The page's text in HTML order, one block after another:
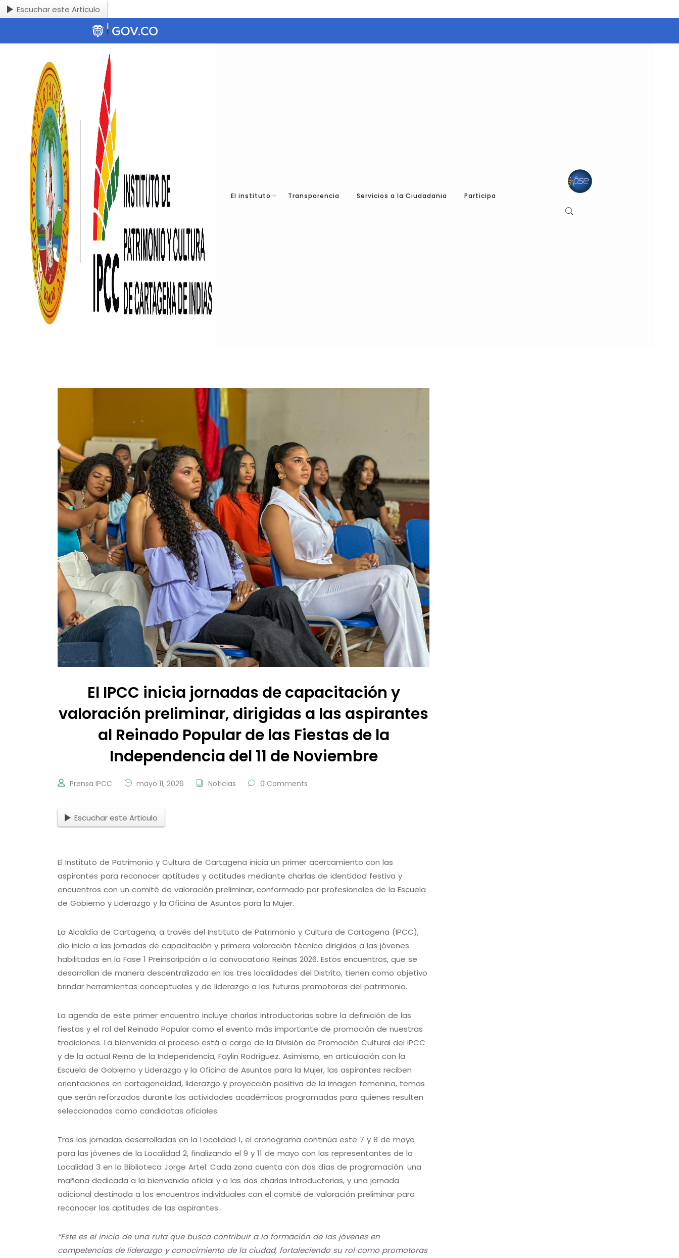
Escuchar este Articulo
El instituto Transparencia Servicios a la Ciudadania Participa
El IPCC inicia jornadas de capacitación y
valoración preliminar, dirigidas a las aspirantes
al Reinado Popular de las Fiestas de la
Independencia del 11 de Noviembre
Prensa IPCC mayo 11, 2026 Noticias 0 Comments
Escuchar este Articulo
El Instituto de Patrimonio y Cultura de Cartagena inicia un primer acercamiento con las
aspirantes para reconocer aptitudes y actitudes mediante charlas de identidad festiva y
encuentros con un comité de valoración preliminar, conformado por profesionales de la Escuela
de Gobierno y Liderazgo y la Oficina de Asuntos para la Mujer.
La Alcaldía de Cartagena, a través del Instituto de Patrimonio y Cultura de Cartagena (IPCC),
dio inicio a las jornadas de capacitación y primera valoración técnica dirigidas a las jóvenes
habilitadas en la Fase 1 Preinscripción a la convocatoria Reinas 2026. Estos encuentros, que se
desarrollan de manera descentralizada en las tres localidades del Distrito, tienen como objetivo
brindar herramientas conceptuales y de liderazgo a las futuras promotoras del patrimonio.
La agenda de este primer encuentro incluye charlas introductorias sobre la definición de las
fiestas y el rol del Reinado Popular como el evento más importante de promoción de nuestras
tradiciones. La bienvenida al proceso está a cargo de la División de Promoción Cultural del IPCC
y de la actual Reina de la Independencia, Faylin Rodríguez. Asimismo, en articulación con la
Escuela de Gobierno y Liderazgo y la Oficina de Asuntos para la Mujer, las aspirantes reciben
orientaciones en cartageneidad, liderazgo y proyección positiva de la imagen femenina, temas
que serán reforzados durante las actividades académicas programadas para quienes resulten
seleccionadas como candidatas oficiales.
Tras las jornadas desarrolladas en la Localidad 1, el cronograma continúa este 7 y 8 de mayo
para las jóvenes de la Localidad 2, finalizando el 9 y 11 de mayo con las representantes de la
Localidad 3 en la Biblioteca Jorge Artel. Cada zona cuenta con dos días de programación: una
mañana dedicada a la bienvenida oficial y a las dos charlas introductorias, y una jornada
adicional destinada a los encuentros individuales con el comité de valoración preliminar para
reconocer las aptitudes de las aspirantes.
“Este es el inicio de una ruta que busca contribuir a la formación de las jóvenes en
competencias de liderazgo y conocimiento de la ciudad, fortaleciendo su rol como promotoras